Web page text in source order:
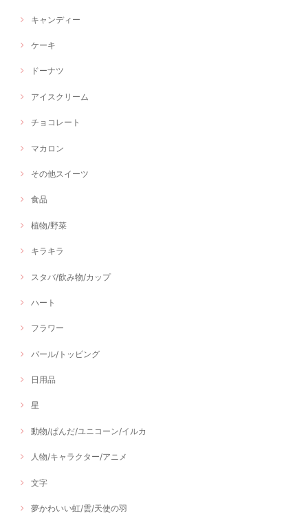
キャンディー
ケーキ
ドーナツ
アイスクリーム
チョコレート
マカロン
その他スイーツ
食品
植物/野菜
キラキラ
スタバ/飲み物/カップ
ハート
フラワー
パール/トッピング
日用品
星
動物/ぱんだ/ユニコーン/イルカ
人物/キャラクター/アニメ
文字
夢かわいい虹/雲/天使の羽